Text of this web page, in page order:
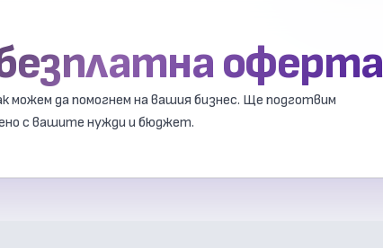
оферта
можем да помогнем на вашия бизнес. Ще подготвим
с вашите нужди и бюджет.